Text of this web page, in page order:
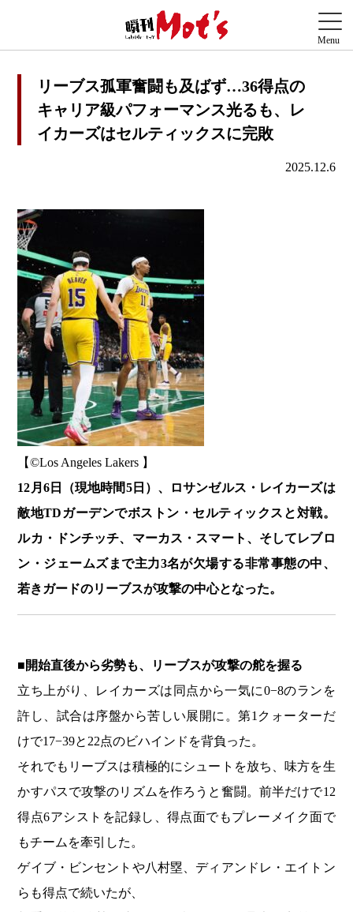
リーブス孤軍奮闘も及ばず…36得点の
キャリア級パフォーマンス光るも、レ
イカーズはセルティックスに完敗
2025.12.6
【©️Los Angeles Lakers 】
12月6日（現地時間5日）、ロサンゼルス・レイカーズは
敵地TDガーデンでボストン・セルティックスと対戦。
ルカ・ドンチッチ、マーカス・スマート、そしてレブロ
ン・ジェームズまで主力3名が欠場する非常事態の中、
若きガードのリーブスが攻撃の中心となった。
■開始直後から劣勢も、リーブスが攻撃の舵を握る
立ち上がり、レイカーズは同点から一気に0−8のランを
許し、試合は序盤から苦しい展開に。第1クォーターだ
けで17−39と22点のビハインドを背負った。
それでもリーブスは積極的にシュートを放ち、味方を生
かすパスで攻撃のリズムを作ろうと奮闘。前半だけで12
得点6アシストを記録し、得点面でもプレーメイク面で
もチームを牽引した。
ゲイブ・ビンセントや八村塁、ディアンドレ・エイトン
らも得点で続いたが、